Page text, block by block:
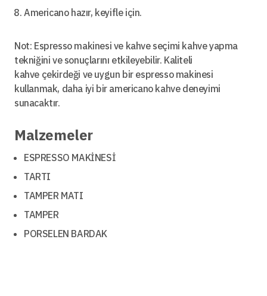
Americano hazır, keyifle için.
Not: Espresso makinesi ve kahve seçimi kahve yapma
tekniğini ve sonuçlarını etkileyebilir. Kaliteli
kahve çekirdeği ve uygun bir espresso makinesi
kullanmak, daha iyi bir americano kahve deneyimi
sunacaktır.
Malzemeler
ESPRESSO MAKİNESİ
TARTI
TAMPER MATI
TAMPER
PORSELEN BARDAK